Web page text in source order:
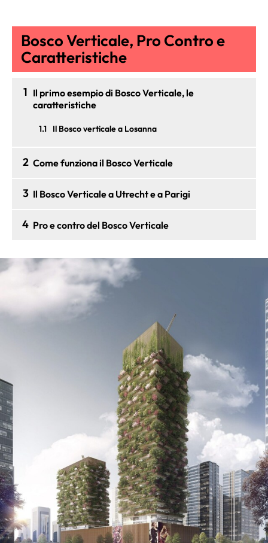
Bosco Verticale, Pro Contro e
Caratteristiche
1 Il primo esempio di Bosco Verticale, le
caratteristiche
1.1 Il Bosco verticale a Losanna
2 Come funziona il Bosco Verticale
3 Il Bosco Verticale a Utrecht e a Parigi
4 Pro e contro del Bosco Verticale